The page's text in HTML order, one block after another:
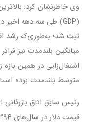
وی خاطرنشان کرد:
میانگین بلندمدت نیز
اشتغال‌زایی در همین بازه
متوسط بلندمدت بوده
رئیس سابق اتاق بازرگانی